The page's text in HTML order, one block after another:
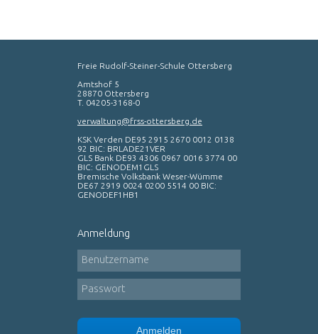
Freie Rudolf-Steiner-Schule Ottersberg
Amtshof 5
28870 Ottersberg
T. 04205-3168-0
verwaltung@frss-ottersberg.de
KSK Verden DE95 2915 2670 0012 0138
92 BIC: BRLADE21VER
GLS Bank DE93 4306 0967 0016 3774 00
BIC: GENODEM1GLS
Bremische Volksbank Weser-Wümme
DE67 2919 0024 0200 5514 00 BIC:
GENODEF1HB1
Anmeldung
Benutzername
Passwort
Anmelden